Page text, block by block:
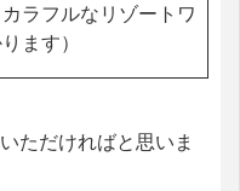
ラフルなリゾートワ
ます）
ただければと思いま